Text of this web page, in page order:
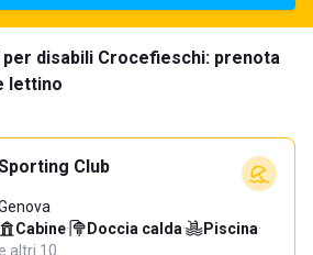
disabili Crocefieschi: prenota
lettino
Club
Cabine· Doccia calda· Piscina·
e altri 10…